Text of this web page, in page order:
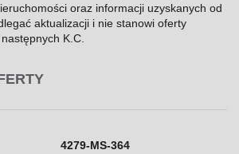
oraz informacji uzyskanych od
aktualizacji i nie stanowi oferty
K.C.
4279-MS-364